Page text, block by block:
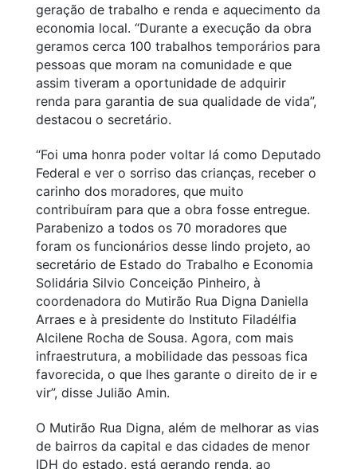
geração de trabalho e renda e aquecimento da
economia local. “Durante a execução da obra
geramos cerca 100 trabalhos temporários para
pessoas que moram na comunidade e que
assim tiveram a oportunidade de adquirir
renda para garantia de sua qualidade de vida”,
destacou o secretário.
“Foi uma honra poder voltar lá como Deputado
Federal e ver o sorriso das crianças, receber o
carinho dos moradores, que muito
contribuíram para que a obra fosse entregue.
Parabenizo a todos os 70 moradores que
foram os funcionários desse lindo projeto, ao
secretário de Estado do Trabalho e Economia
Solidária Silvio Conceição Pinheiro, à
coordenadora do Mutirão Rua Digna Daniella
Arraes e à presidente do Instituto Filadélfia
Alcilene Rocha de Sousa. Agora, com mais
infraestrutura, a mobilidade das pessoas fica
favorecida, o que lhes garante o direito de ir e
vir”, disse Julião Amin.
O Mutirão Rua Digna, além de melhorar as vias
de bairros da capital e das cidades de menor
IDH do estado, está gerando renda, ao